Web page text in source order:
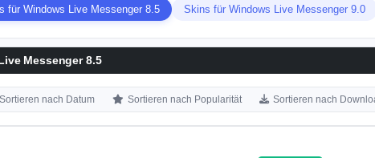
für Windows Live Messenger 8.5 Skins für Windows Live Messenger 9.0
Messenger 8.5
Sortieren nach Datum Sortieren nach Popularität Sortieren nach